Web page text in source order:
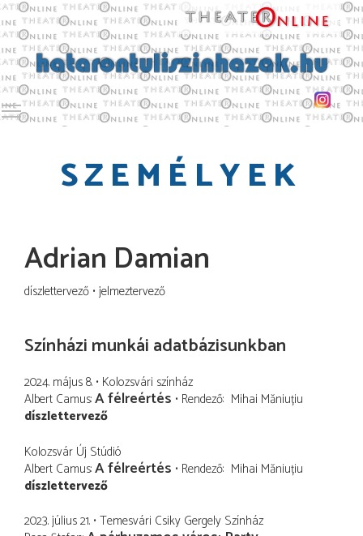
Toggle main menu visibility
SZEMÉLYEK
Adrian Damian
díszlettervező jelmeztervező
Színházi munkái adatbázisunkban
2024. május 8. Kolozsvári színház
Albert Camus A félreértés Rendező Mihai Măniuțiu
díszlettervező
Kolozsvár Új Stúdió
Albert Camus A félreértés Rendező Mihai Măniuțiu
díszlettervező
2023. július 21. Temesvári Csiky Gergely Színház